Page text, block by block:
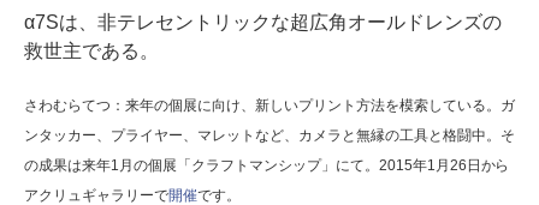
α7Sは、非テレセントリックな超広角オールドレンズの
救世主である。
さわむらてつ：来年の個展に向け、新しいプリント方法を模索している。ガ
ンタッカー、プライヤー、マレットなど、カメラと無縁の工具と格闘中。そ
の成果は来年1月の個展「クラフトマンシップ」にて。2015年1月26日から
アクリュギャラリーで開催です。